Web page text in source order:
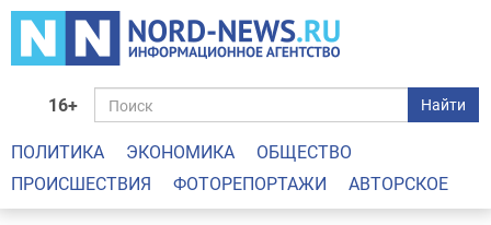
16+ Найти
ПОЛИТИКА ЭКОНОМИКА
ОБЩЕСТВО
ПРОИСШЕСТВИЯ
ФОТОРЕПОРТАЖИ АВТОРСКОЕ